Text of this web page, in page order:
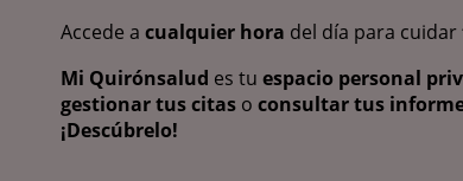
Accede a cualquier hora del día para cuidar
Mi Quirónsalud es tu espacio personal
gestionar tus citas o consultar tus
¡Descúbrelo!